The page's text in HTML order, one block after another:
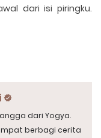
dari isi piringku.
dari Yogya.
berbagi cerita